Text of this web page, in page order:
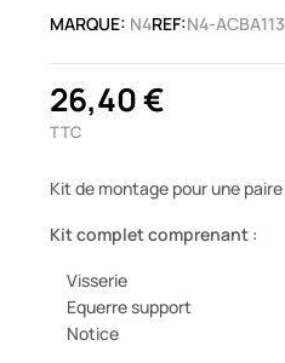
MARQUE: N4REF:N4-ACBA113
26,40 €
TTC
Kit de montage pour une
Kit complet comprenant :
Visserie
Equerre support
Notice